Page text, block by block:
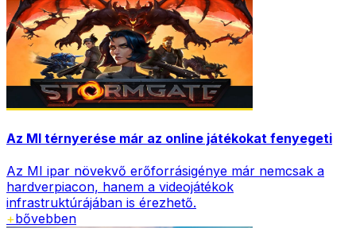
Az MI térnyerése már az online játékokat fenyegeti
Az MI ipar növekvő erőforrásigénye már nemcsak a
hardverpiacon, hanem a videojátékok
infrastruktúrájában is érezhető.
+bővebben